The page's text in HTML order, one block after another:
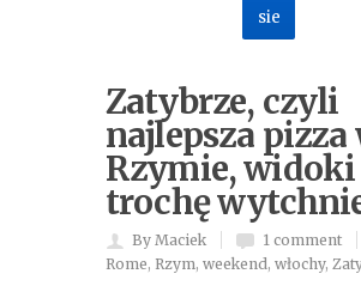
sie
Zatybrze, czyli
najlepsza pizza
Rzymie,
trochę
By Maciek 1 comment
Rome, Rzym, weekend, włochy,